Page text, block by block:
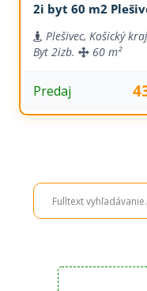
2i byt 60 m2
Plešivec, Košický kraj
Byt 2izb. 60 m²
Predaj